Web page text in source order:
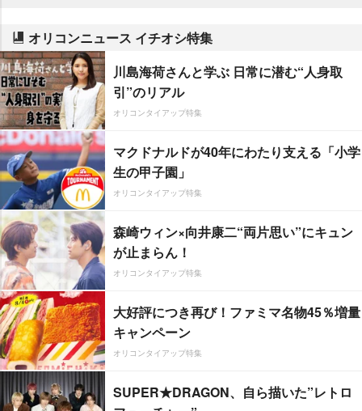
オリコンニュース イチオシ特集
川島海荷さんと学ぶ 日常に潜む“人身取
引”のリアル
オリコンタイアップ特集
マクドナルドが40年にわたり支える「小学
生の甲子園」
オリコンタイアップ特集
森崎ウィン×向井康二“両片思い”にキュン
が止まらん！
オリコンタイアップ特集
大好評につき再び！ファミマ名物45％増量
キャンペーン
オリコンタイアップ特集
SUPER★DRAGON、自ら描いた”レトロ